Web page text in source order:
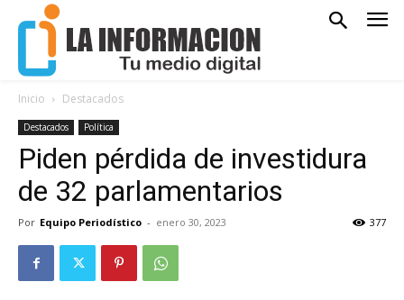
Inicio Destacados
Destacados Política
Piden pérdida de investidura
de 32 parlamentarios
Por Equipo Periodístico - enero 30, 2023 377